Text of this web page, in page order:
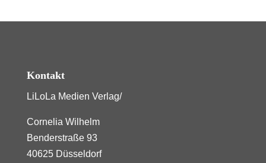
Kontakt
LiLoLa Medien Verlag/
Cornelia Wilhelm
Benderstraße 93
40625 Düsseldorf